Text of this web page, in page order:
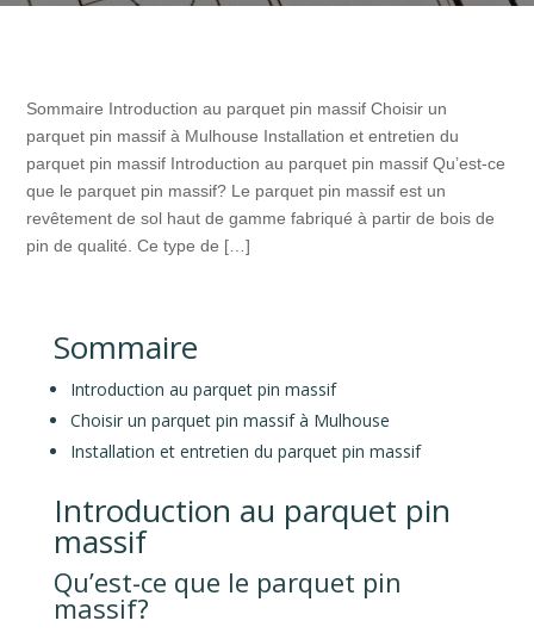
Sommaire Introduction au parquet pin massif Choisir un
parquet pin massif à Mulhouse Installation et entretien du
parquet pin massif Introduction au parquet pin massif Qu’est-ce
que le parquet pin massif? Le parquet pin massif est un
revêtement de sol haut de gamme fabriqué à partir de bois de
pin de qualité. Ce type de […]
Sommaire
Introduction au parquet pin massif
Choisir un parquet pin massif à Mulhouse
Installation et entretien du parquet pin massif
Introduction au parquet pin
massif
Qu’est-ce que le parquet pin
massif?